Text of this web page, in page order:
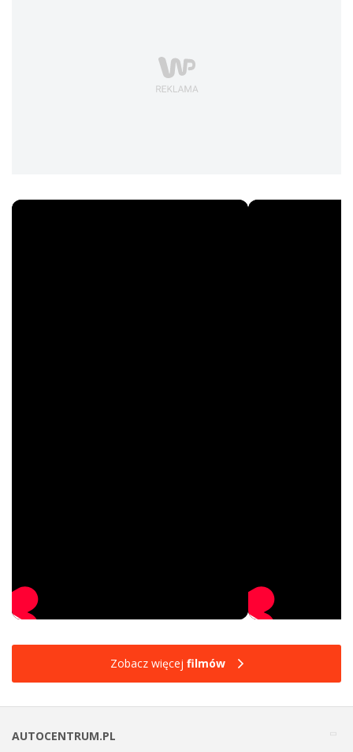
Zobacz więcej filmów
AUTOCENTRUM.PL